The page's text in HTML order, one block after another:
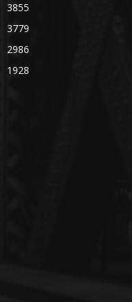
3855
3779
2986
1928